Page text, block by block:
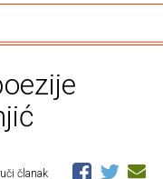
članak